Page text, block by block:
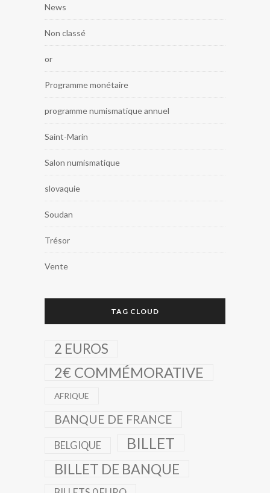
News
Non classé
or
Programme monétaire
programme numismatique annuel
Saint-Marin
Salon numismatique
slovaquie
Soudan
Trésor
Vente
TAG CLOUD
2 EUROS
2€ COMMÉMORATIVE
AFRIQUE
BANQUE DE FRANCE
BELGIQUE BILLET
BILLET DE BANQUE